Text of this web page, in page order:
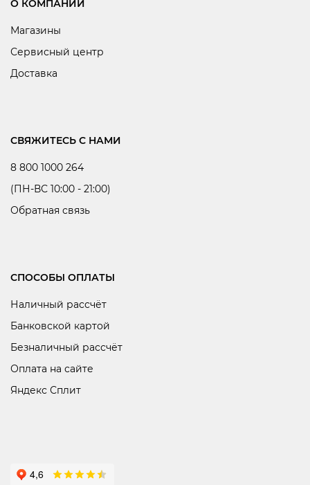
О КОМПАНИИ
Магазины
Сервисный центр
Доставка
СВЯЖИТЕСЬ С НАМИ
8 800 1000 264
(ПН-ВС 10:00 - 21:00)
Обратная связь
СПОСОБЫ ОПЛАТЫ
Наличный рассчёт
Банковской картой
Безналичный рассчёт
Оплата на сайте
Яндекс Сплит